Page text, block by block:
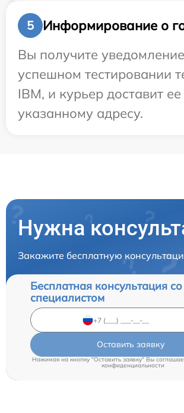
5
Информирование о
Вы получите
успешном тестировании
IBM, и курьер доставит
указанному адресу.
Нужна
Закажите бесплатную
Бесплатная консультация со
специалистом
Оставить заявку
Нажимая на кнопку "Оставить заявку" Вы
конфиденциальности